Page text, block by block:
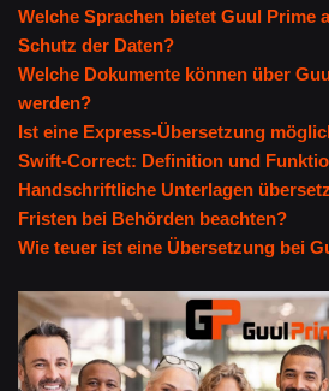
Welche Sprachen bietet Guul Prime
Schutz der Daten?
Welche Dokumente können über
werden?
Ist eine Express-Übersetzung
Swift-Correct: Definition und
Handschriftliche Unterlagen
Fristen bei Behörden beachten?
Wie teuer ist eine Übersetzung bei